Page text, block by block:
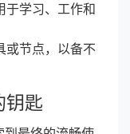
于学习、工作和
或节点，以备不
钥匙